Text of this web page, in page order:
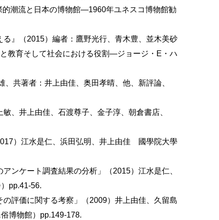
潮流と日本の博物館—1960年ユネスコ博物館勧
』（2015）編者：鷹野光行、青木豊、並木美砂
育そして社会における役割—ジョージ・E・ハ
共著者：井上由佳、奥田孝晴、他、新評論、
、井上由佳、石渡尊子、金子淳、朝倉書店、
）江水是仁、浜田弘明、井上由佳 國學院大學
ンケート調査結果の分析」（2015）江水是仁、
pp.41-56.
評価に関する考察」（2009）井上由佳、久留島
博物館）pp.149-178.